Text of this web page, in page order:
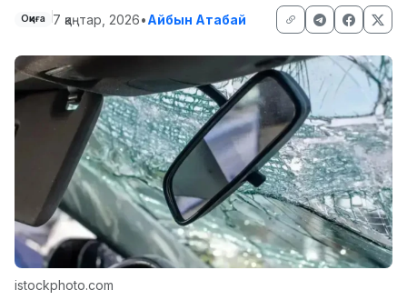
Оқиға 7 қаңтар, 2026•Айбын Атабай
istockphoto.com